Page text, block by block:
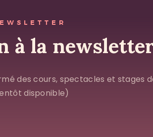
à la
des cours, spectacles et stages
disponible)